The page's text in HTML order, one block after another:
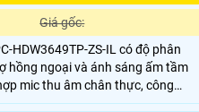
Giá gốc:
HDW3649TP-ZS-IL có độ phân
hồng ngoại và ánh sáng ấm tầm
mic thu âm chân thực, công
loại chuyển động chính xác của